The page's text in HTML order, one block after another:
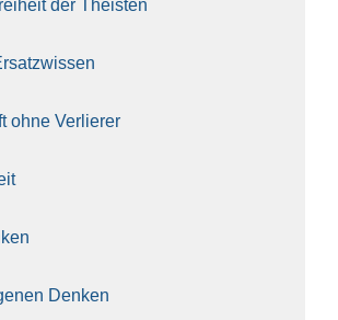
der The­is­ten
ohne Ver­lie­rer
Den­ken